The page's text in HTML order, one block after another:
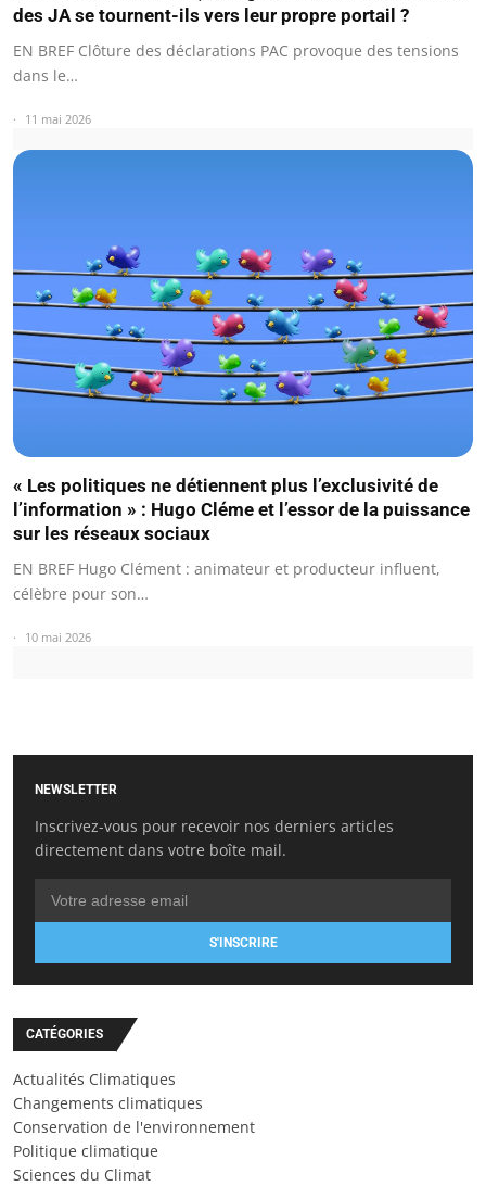
des JA se tournent-ils vers leur propre portail ?
EN BREF Clôture des déclarations PAC provoque des tensions
dans le…
11 mai 2026
« Les politiques ne détiennent plus l’exclusivité de
l’information » : Hugo Cléme et l’essor de la puissance
sur les réseaux sociaux
EN BREF Hugo Clément : animateur et producteur influent,
célèbre pour son…
10 mai 2026
NEWSLETTER
Inscrivez-vous pour recevoir nos derniers articles
directement dans votre boîte mail.
S'INSCRIRE
CATÉGORIES
Actualités Climatiques
Changements climatiques
Conservation de l'environnement
Politique climatique
Sciences du Climat